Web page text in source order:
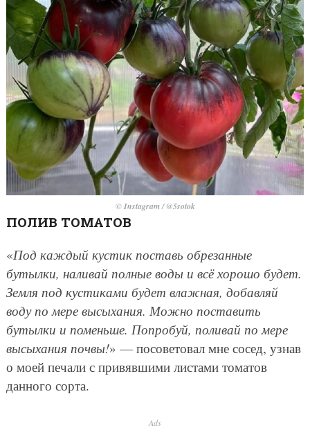
© Instagram / @5sotok
ПОЛИВ ТОМАТОВ
«Под каждый кустик поставь обрезанные
бутылки, наливай полные воды и всё хорошо будет.
Земля под кустиками будет влажная, добавляй
воду по мере высыхания. Можно поставить
бутылки и поменьше. Попробуй, поливай по мере
высыхания почвы!» — посоветовал мне сосед, узнав
о моей печали с привявшими листами томатов
данного сорта.
Ads